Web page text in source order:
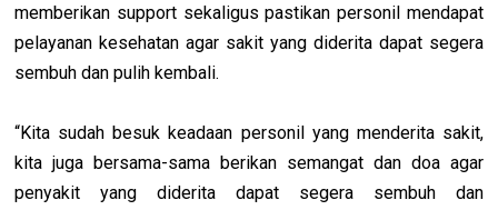
memberikan support sekaligus pastikan personil mendapat
pelayanan kesehatan agar sakit yang diderita dapat segera
sembuh dan pulih kembali.
“Kita sudah besuk keadaan personil yang menderita sakit,
kita juga bersama-sama berikan semangat dan doa agar
penyakit yang diderita dapat segera sembuh dan